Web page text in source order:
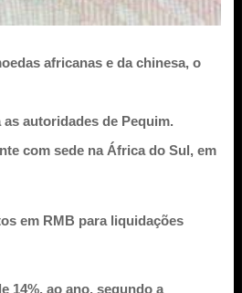
africanas e da chinesa, o
autoridades de Pequim.
com sede na África do Sul, em
em RMB para liquidações
14%, ao ano, segundo a